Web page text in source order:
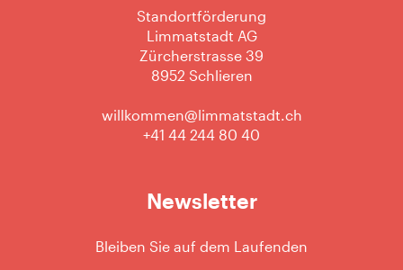
Standortförderung
Limmatstadt AG
Zürcherstrasse 39
8952 Schlieren
willkommen@limmatstadt.ch
+41 44 244 80 40
Newsletter
Bleiben Sie auf dem Laufenden